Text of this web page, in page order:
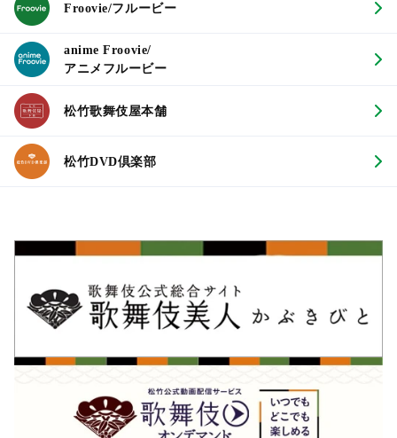
Froovie/フルービー
anime Froovie/
アニメフルービー
松竹歌舞伎屋本舗
松竹DVD倶楽部